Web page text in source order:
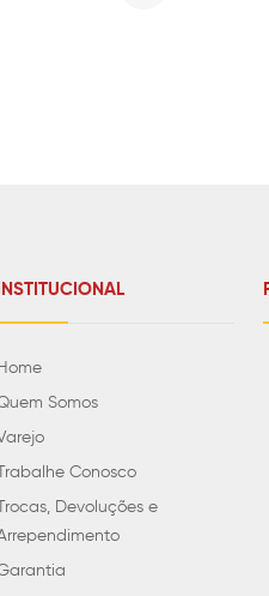
INSTITUCIONAL
Home
Somos
Trabalhe Conosco
Trocas, Devoluções e